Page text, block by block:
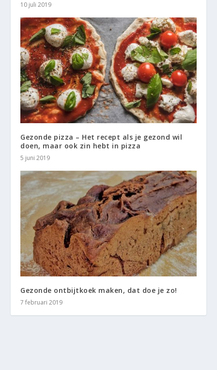
10 juli 2019
Gezonde pizza – Het recept als je gezond wil
doen, maar ook zin hebt in pizza
5 juni 2019
Gezonde ontbijtkoek maken, dat doe je zo!
7 februari 2019